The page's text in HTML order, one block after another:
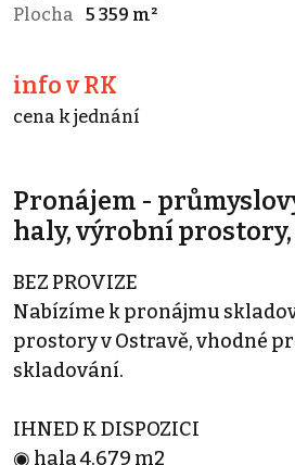
Plocha
5 359 m²
info v RK
cena k jednání
Pronájem -
haly, výrobní prostory,
BEZ PROVIZE
Nabízíme k pronájmu
prostory v Ostravě, vhodné
skladování.
IHNED K DISPOZICI
◉ hala 4.679 m2